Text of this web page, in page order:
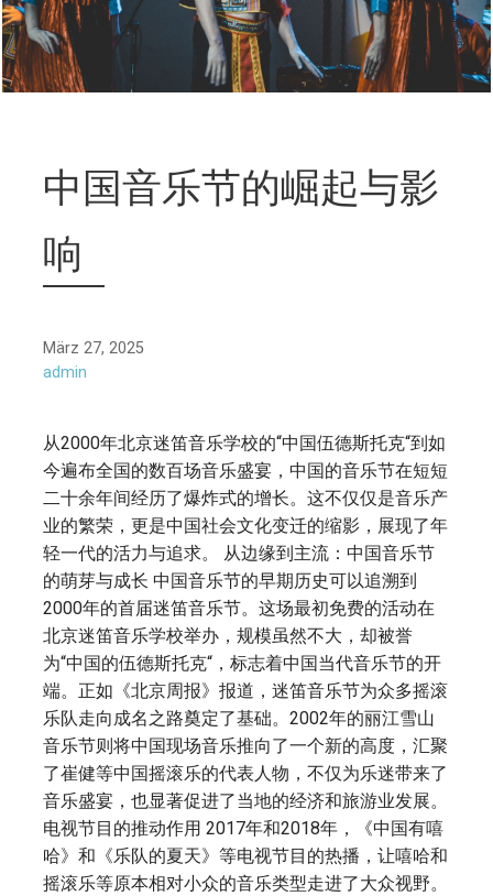
中国音乐节的崛起与影
响
März 27, 2025
admin
从2000年北京迷笛音乐学校的“中国伍德斯托克“到如
今遍布全国的数百场音乐盛宴，中国的音乐节在短短
二十余年间经历了爆炸式的增长。这不仅仅是音乐产
业的繁荣，更是中国社会文化变迁的缩影，展现了年
轻一代的活力与追求。 从边缘到主流：中国音乐节
的萌芽与成长 中国音乐节的早期历史可以追溯到
2000年的首届迷笛音乐节。这场最初免费的活动在
北京迷笛音乐学校举办，规模虽然不大，却被誉
为“中国的伍德斯托克“，标志着中国当代音乐节的开
端。正如《北京周报》报道，迷笛音乐节为众多摇滚
乐队走向成名之路奠定了基础。2002年的丽江雪山
音乐节则将中国现场音乐推向了一个新的高度，汇聚
了崔健等中国摇滚乐的代表人物，不仅为乐迷带来了
音乐盛宴，也显著促进了当地的经济和旅游业发展。
电视节目的推动作用 2017年和2018年，《中国有嘻
哈》和《乐队的夏天》等电视节目的热播，让嘻哈和
摇滚乐等原本相对小众的音乐类型走进了大众视野。